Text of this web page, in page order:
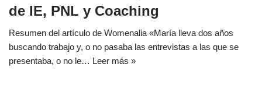
de IE, PNL y Coaching
Resumen del artículo de Womenalia «María lleva dos años
buscando trabajo y, o no pasaba las entrevistas a las que se
presentaba, o no le… Leer más »